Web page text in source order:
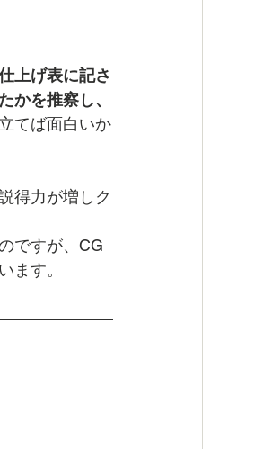
上げ表に記さ
かを推察し、
てば面白いか
得力が増しク
ですが、CG
ます。